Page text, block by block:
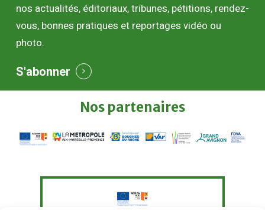
nos actualités, éditoriaux, tribunes, pétitions, rendez-
vous, bonnes pratiques et reportages vidéo ou
photo.
S'abonner
Nos partenaires